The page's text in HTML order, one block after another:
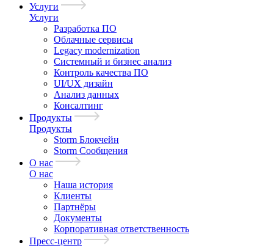
Услуги
Услуги
Разработка ПО
Облачные сервисы
Legacy modernization
Системный и бизнес анализ
Контроль качества ПО
UI/UX дизайн
Анализ данных
Консалтинг
Продукты
Продукты
Storm Блокчейн
Storm Сообщения
О нас
О нас
Наша история
Клиенты
Партнёры
Документы
Корпоративная ответственность
Пресс-центр